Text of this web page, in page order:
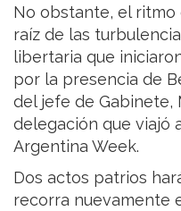
No obstante, el ritmo
raíz de las
libertaria que
por la presencia de
del jefe de Gabinete,
delegación que viajó
Argentina Week.
Dos actos patrios
recorra nuevamente